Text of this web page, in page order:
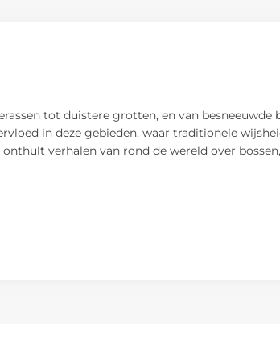
tot duistere grotten, en van besneeuwde
in deze gebieden, waar traditionele
verhalen van rond de wereld over